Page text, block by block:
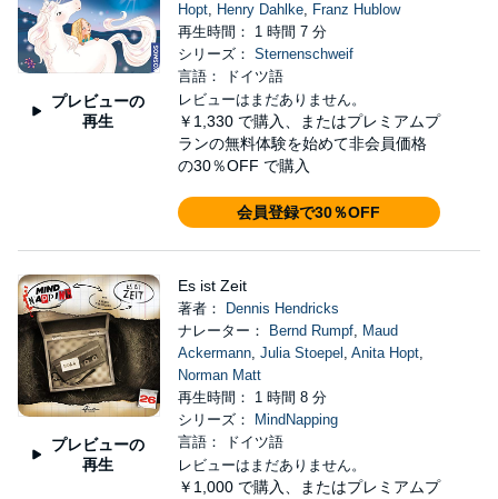
プレビューの
再生
Hopt, Henry Dahlke, Franz Hublow
再生時間： 1 時間 7 分
シリーズ： Sternenschweif
言語： ドイツ語
レビューはまだありません。
￥1,330 で購入、またはプレミアムプ
ランの無料体験を始めて非会員価格
の30％OFF で購入
会員登録で30％OFF
プレビューの
再生
Es ist Zeit
著者：
Dennis Hendricks
ナレーター：
Bernd Rumpf, Maud
Ackermann, Julia Stoepel , Anita Hopt,
Norman Matt
再生時間： 1 時間 8 分
シリーズ：
MindNapping
言語： ドイツ語
レビューはまだありません。
￥1,000 で購入、またはプレミアムプ